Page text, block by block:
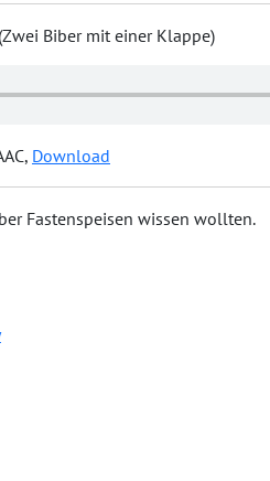
Biber mit einer Klappe)
Download
Fastenspeisen wissen wollten.